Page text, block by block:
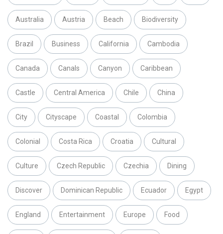
Australia Austria Beach Biodiversity
Brazil Business California Cambodia
Canada Canals Canyon Caribbean
Castle Central America Chile China
City Cityscape Coastal Colombia
Colonial Costa Rica Croatia Cultural
Culture Czech Republic Czechia Dining
Discover Dominican Republic Ecuador Egypt
England Entertainment Europe Food